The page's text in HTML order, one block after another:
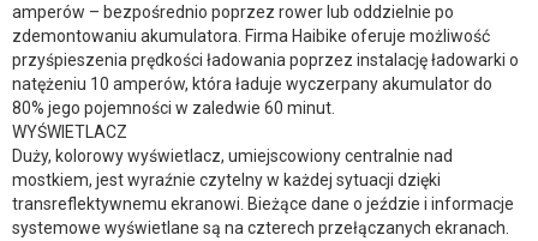
amperów – bezpośrednio poprzez rower lub oddzielnie po
zdemontowaniu akumulatora. Firma Haibike oferuje możliwość
przyśpieszenia prędkości ładowania poprzez instalację ładowarki o
natężeniu 10 amperów, która ładuje wyczerpany akumulator do
80% jego pojemności w zaledwie 60 minut.
WYŚWIETLACZ
Duży, kolorowy wyświetlacz, umiejscowiony centralnie nad
mostkiem, jest wyraźnie czytelny w każdej sytuacji dzięki
transreflektywnemu ekranowi. Bieżące dane o jeździe i informacje
systemowe wyświetlane są na czterech przełączanych ekranach.